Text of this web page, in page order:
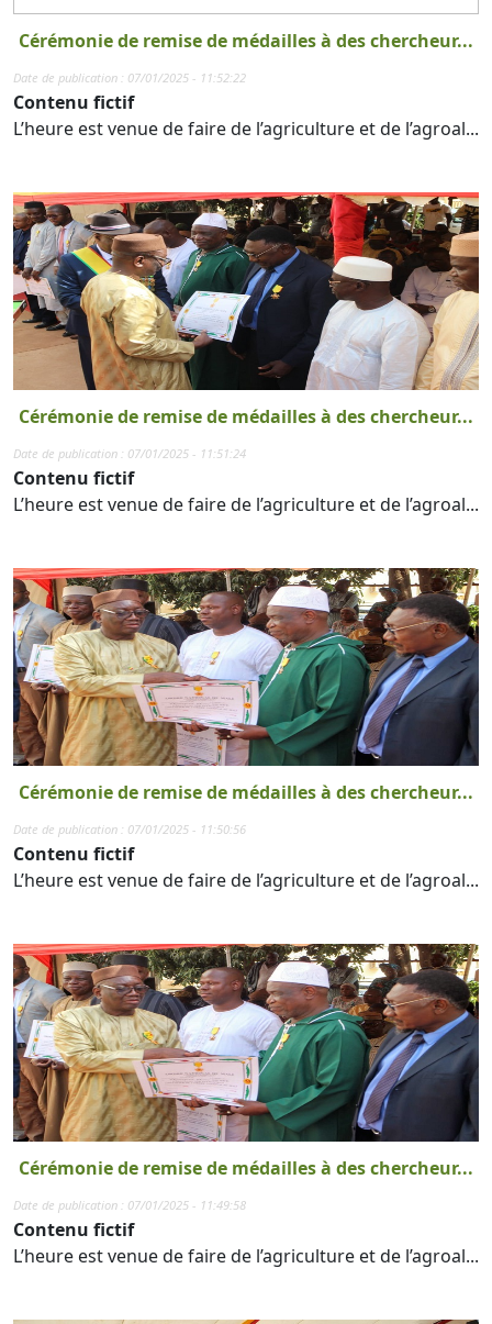
Cérémonie de remise de médailles à des chercheur...
Date de publication : 07/01/2025 - 11:52:22
Contenu fictif
L’heure est venue de faire de l’agriculture et de l’agroal...
Cérémonie de remise de médailles à des chercheur...
Date de publication : 07/01/2025 - 11:51:24
Contenu fictif
L’heure est venue de faire de l’agriculture et de l’agroal...
Cérémonie de remise de médailles à des chercheur...
Date de publication : 07/01/2025 - 11:50:56
Contenu fictif
L’heure est venue de faire de l’agriculture et de l’agroal...
Cérémonie de remise de médailles à des chercheur...
Date de publication : 07/01/2025 - 11:49:58
Contenu fictif
L’heure est venue de faire de l’agriculture et de l’agroal...